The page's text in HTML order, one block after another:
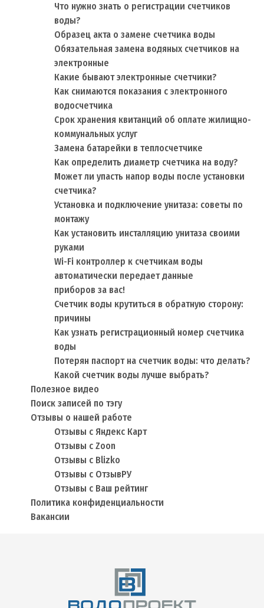
Что нужно знать о регистрации счетчиков
воды?
Образец акта о замене счетчика воды
Обязательная замена водяных счетчиков на
электронные
Какие бывают электронные счетчики?
Как снимаются показания с электронного
водосчетчика
Срок хранения квитанций об оплате жилищно-
коммунальных услуг
Замена батарейки в теплосчетчике
Как определить диаметр счетчика на воду?
Может ли упасть напор воды после установки
счетчика?
Установка и подключение унитаза: советы по
монтажу
Как установить инсталляцию унитаза своими
руками
Wi-Fi контроллер к счетчикам воды
автоматически передает данные
приборов за вас!
Счетчик воды крутиться в обратную сторону:
причины
Как узнать регистрационный номер счетчика
воды
Потерян паспорт на счетчик воды: что делать?
Какой счетчик воды лучше выбрать?
Полезное видео
Поиск записей по тэгу
Отзывы о нашей работе
Отзывы с Яндекс Карт
Отзывы с Zoon
Отзывы с Blizko
Отзывы с ОтзывРУ
Отзывы с Ваш рейтинг
Политика конфиденциальности
Вакансии